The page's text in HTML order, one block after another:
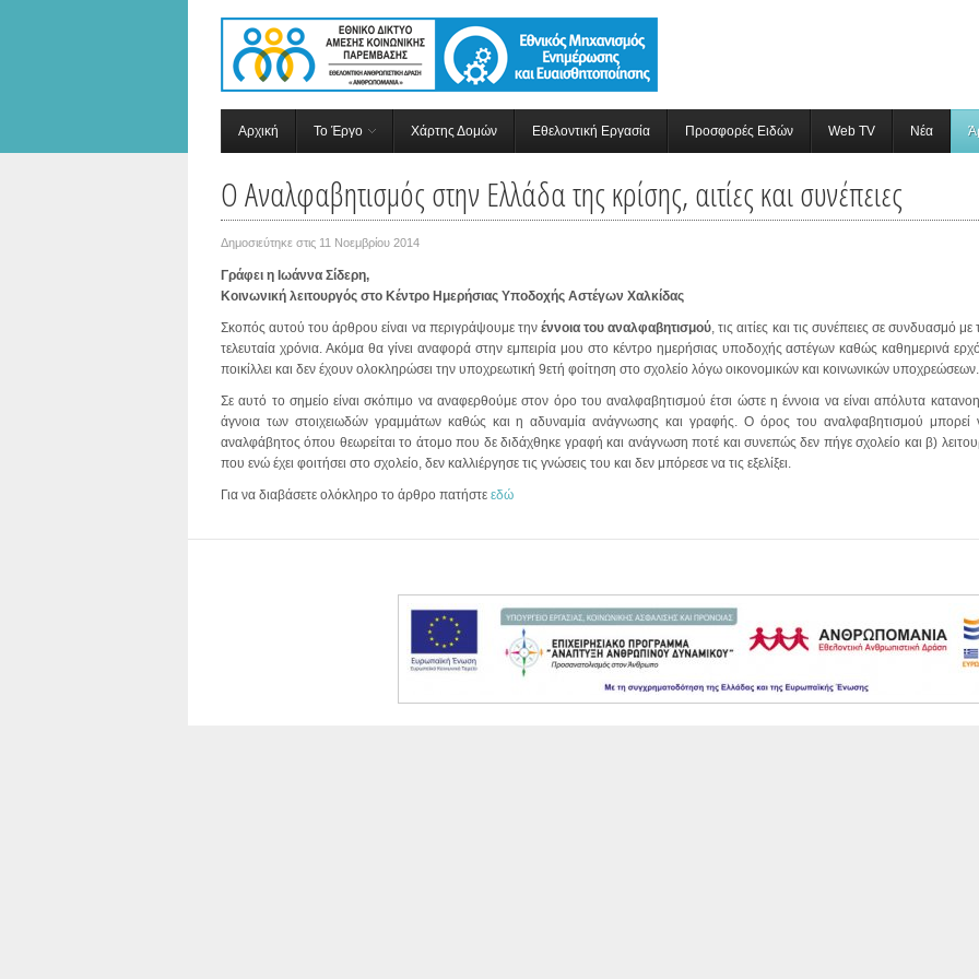
Αρχική Το Έργο Χάρτης Δομών Εθελοντική Εργασία Προσφορές Ειδών Web TV Νέα
Ο Αναλφαβητισμός στην Ελλάδα της κρίσης, αιτίες και συνέπειες
Δημοσιεύτηκε στις 11 Νοεμβρίου 2014
Γράφει η Ιωάννα Σίδερη,
Κοινωνική λειτουργός στο Κέντρο Ημερήσιας Υποδοχής Αστέγων Χαλκίδας
Σκοπός αυτού του άρθρου είναι να περιγράψουμε την έννοια του αναλφαβητισμού, τις αιτίες και τις συνέπειες σε συνδυασμό
τελευταία χρόνια. Ακόμα θα γίνει αναφορά στην εμπειρία μου στο κέντρο ημερήσιας υποδοχής αστέγων καθώς καθημερινά
ποικίλλει και δεν έχουν ολοκληρώσει την υποχρεωτική 9ετή φοίτηση στο σχολείο λόγω οικονομικών και κοινωνικών υποχρεώσεων.
Σε αυτό το σημείο είναι σκόπιμο να αναφερθούμε στον όρο του αναλφαβητισμού έτσι ώστε η έννοια να είναι απόλυτα
άγνοια των στοιχειωδών γραμμάτων καθώς και η αδυναμία ανάγνωσης και γραφής. Ο όρος του αναλφαβητισμού μπορεί
αναλφάβητος όπου θεωρείται το άτομο που δε διδάχθηκε γραφή και ανάγνωση ποτέ και συνεπώς δεν πήγε σχολείο και β)
που ενώ έχει φοιτήσει στο σχολείο, δεν καλλιέργησε τις γνώσεις του και δεν μπόρεσε να τις εξελίξει.
Για να διαβάσετε ολόκληρο το άρθρο πατήστε εδώ